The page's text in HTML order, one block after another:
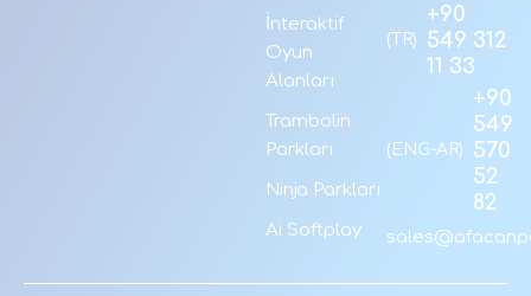
İnteraktif
Oyun
Alanları
Trambolin
Parkları
Ninja Parkları
Ai Softplay
(TR)
+90
549 312
11 33
(ENG-AR)
+90
549
570
52
82